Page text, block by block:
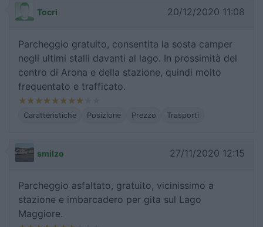
Tocri 20/12/2020 11:08
Parcheggio gratuito, consentita la sosta camper
negli ultimi stalli davanti al lago. In prossimità del
centro di Arona e della stazione, quindi molto
frequentato e trafficato.
Caratteristiche Posizione Prezzo Trasporti
smilzo 27/11/2020 12:15
Parcheggio asfaltato, gratuito, vicinissimo a
stazione e imbarcadero per gita sul Lago
Maggiore.